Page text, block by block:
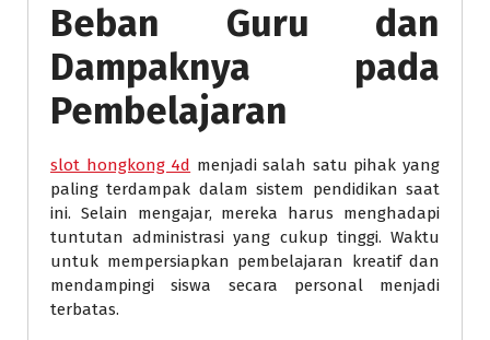
Beban Guru dan
Dampaknya pada
Pembelajaran
slot hongkong 4d menjadi salah satu pihak yang
paling terdampak dalam sistem pendidikan saat
ini. Selain mengajar, mereka harus menghadapi
tuntutan administrasi yang cukup tinggi. Waktu
untuk mempersiapkan pembelajaran kreatif dan
mendampingi siswa secara personal menjadi
terbatas.